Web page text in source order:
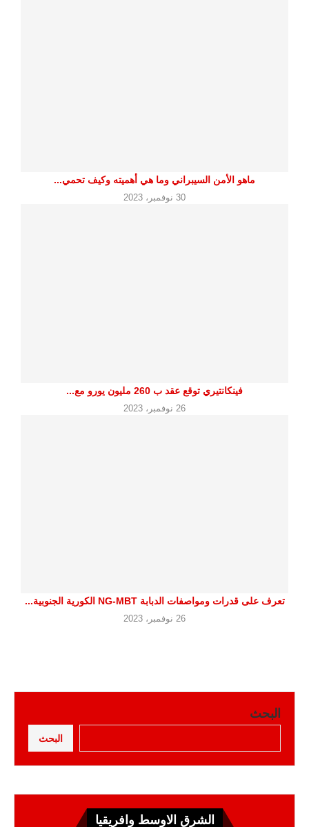
ماهو الأمن السيبراني وما هي أهميته وكيف تحمي...
30 نوفمبر، 2023
فينكانتيري توقع عقد ب 260 مليون يورو مع...
26 نوفمبر، 2023
تعرف على قدرات ومواصفات الدبابة NG-MBT الكورية الجنوبية...
26 نوفمبر، 2023
البحث
البحث
الشرق الاوسط وافريقيا